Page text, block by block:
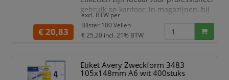
gebruik op kantoor, in magazijnen, bij
verzending, archivering,
productlabeling en administratieve
toepassingen. Met
1000 etiketten
over een praktische voorraad voor
dagelijks en efficiënt labelgebruik.
€ 20,83
excl. BTW per
Blister 100 Vellen
€ 25,20 incl. 21% BTW
Etiket Avery Zweckform 3483
105x148mm A6 wit 400stuks